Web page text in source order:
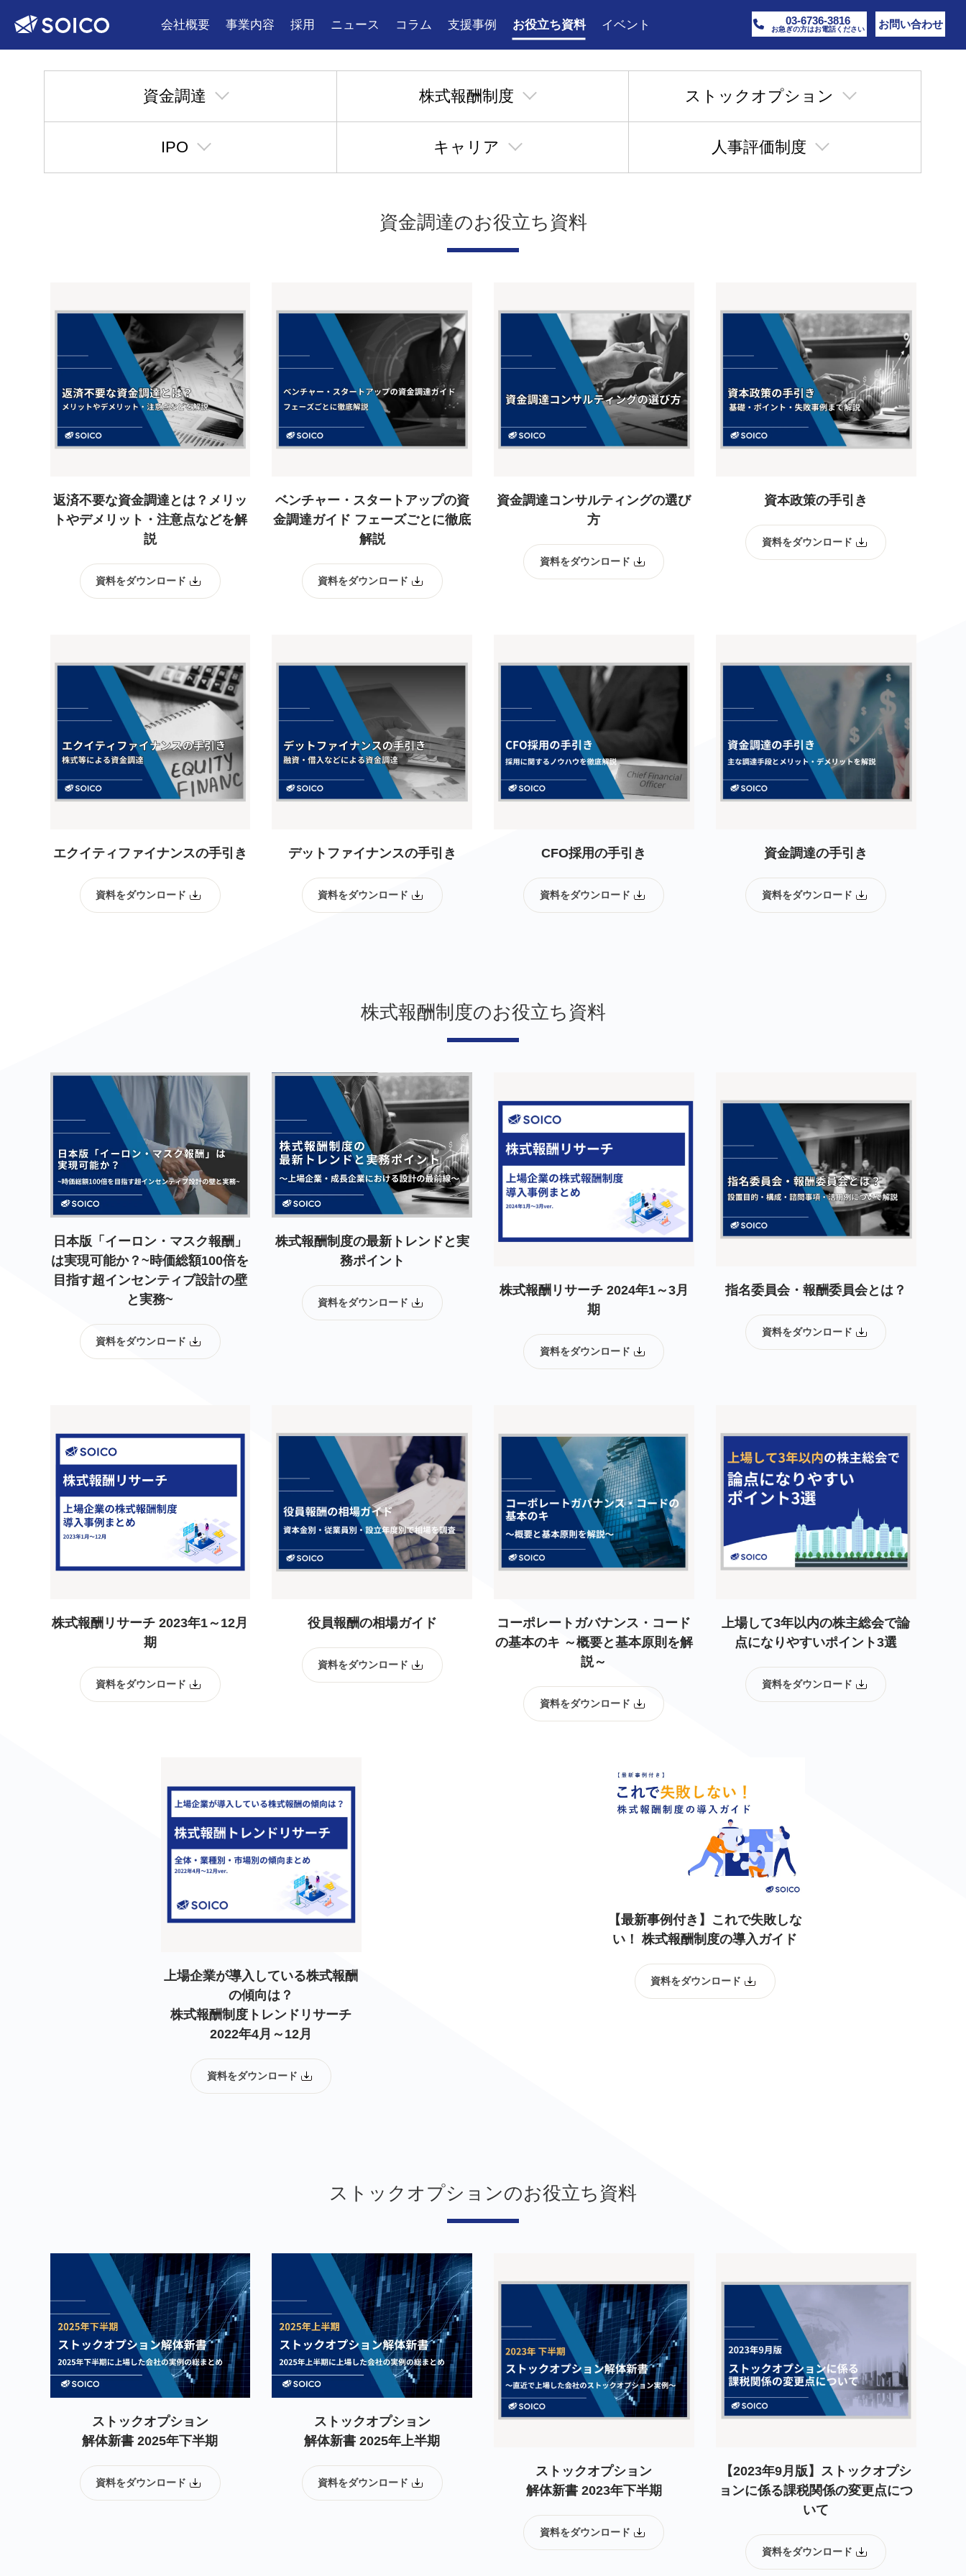
会社概要 事業内容 採用 ニュース コラム 支援事例 お役立ち資料 イベント 03-6736-3816
お急ぎの方はお電話ください お問い合わせ
資金調達 株式報酬制度 ストックオプション
IPO キャリア 人事評価制度
資金調達のお役立ち資料
返済不要な資金調達とは？メリッ
トやデメリット・注意点などを解
説
資料をダウンロード
ベンチャー・スタートアップの資
金調達ガイド フェーズごとに徹底
解説
資料をダウンロード
資金調達コンサルティングの選び
方
資料をダウンロード
資本政策の手引き
資料をダウンロード
エクイティファイナンスの手引き
資料をダウンロード
デットファイナンスの手引き
資料をダウンロード
CFO採用の手引き
資料をダウンロード
資金調達の手引き
資料をダウンロード
株式報酬制度のお役立ち資料
日本版「イーロン・マスク報酬」
は実現可能か？~時価総額100倍を
目指す超インセンティブ設計の壁
と実務~
資料をダウンロード
株式報酬制度の最新トレンドと実
務ポイント
資料をダウンロード
株式報酬リサーチ 2024年1～3月
期
資料をダウンロード
指名委員会・報酬委員会とは？
資料をダウンロード
株式報酬リサーチ 2023年1～12月
期
資料をダウンロード
役員報酬の相場ガイド
資料をダウンロード
コーポレートガバナンス・コード
の基本のキ ～概要と基本原則を解
説～
資料をダウンロード
上場して3年以内の株主総会で論
点になりやすいポイント3選
資料をダウンロード
上場企業が導入している株式報酬
の傾向は？
株式報酬制度トレンドリサーチ
2022年4月～12月
資料をダウンロード
【最新事例付き】これで失敗しな
い！ 株式報酬制度の導入ガイド
資料をダウンロード
ストックオプションのお役立ち資料
ストックオプション
解体新書 2025年下半期
資料をダウンロード
ストックオプション
解体新書 2025年上半期
資料をダウンロード
ストックオプション
解体新書 2023年下半期
資料をダウンロード
【2023年9月版】ストックオプシ
ョンに係る課税関係の変更点につ
いて
資料をダウンロード